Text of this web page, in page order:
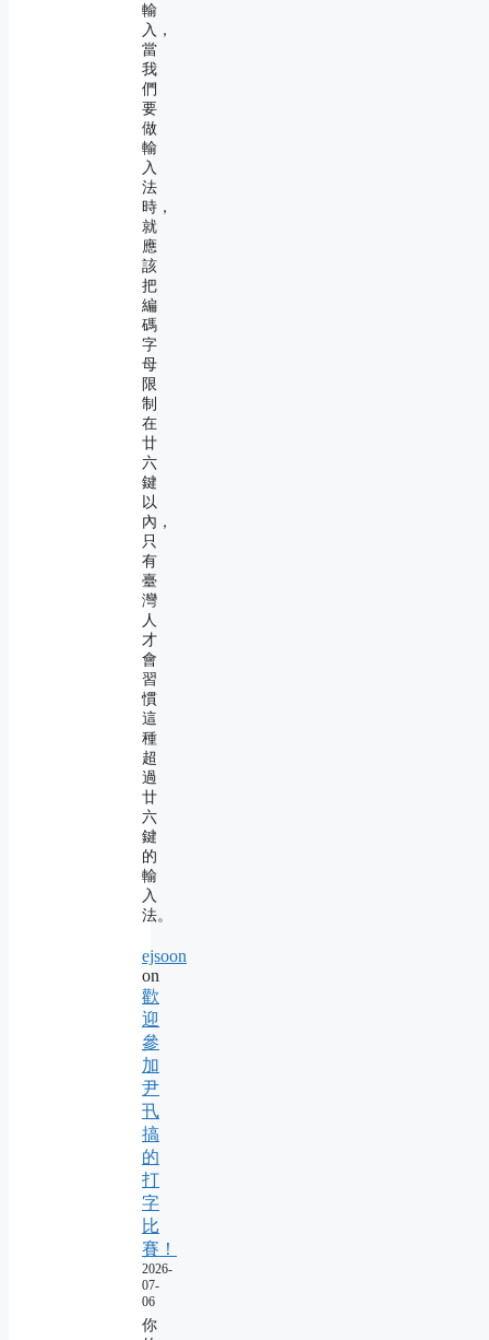
輸
入，
當
我
們
要
做
輸
入
法
時，
就
應
該
把
編
碼
字
母
限
制
在
廿
六
鍵
以
內，
只
有
臺
灣
人
才
會
習
慣
這
種
超
過
廿
六
鍵
的
輸
入
法。
ejsoon
on
歡
迎
參
加
尹
卂
搞
的
打
字
比
賽！
2026-
07-
06
你